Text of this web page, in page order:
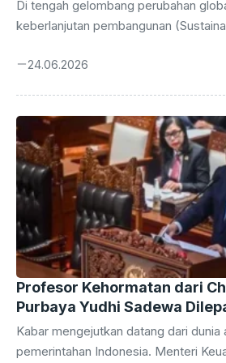
Di tengah gelombang perubahan
keberlanjutan pembangunan
satu pilar krusial dalam mewujudkan
agenda keberlanjutan ini? Pertanyaan
perbincangan dalam Global
Congress 2026 (GSDC 2026),
yang menghimpun para pemikir dan
belahan dunia. Forum GSDC 2026
tukar ...
24.06.2026
Profesor Kehormatan dari
Purbaya Yudhi Sadewa
Kabar mengejutkan datang dari dunia
pemerintahan Indonesia. Menteri